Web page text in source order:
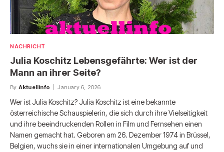
NACHRICHT
Julia Koschitz Lebensgefährte: Wer ist der
Mann an ihrer Seite?
By Aktuellinfo January 6, 2026
Wer ist Julia Koschitz? Julia Koschitz ist eine bekannte
österreichische Schauspielerin, die sich durch ihre Vielseitigkeit
und ihre beeindruckenden Rollen in Film und Fernsehen einen
Namen gemacht hat. Geboren am 26. Dezember 1974 in Brüssel,
Belgien, wuchs sie in einer internationalen Umgebung auf und